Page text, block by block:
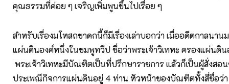
คุณธรรมที่ค่อย ๆ เจริญเพิ่มพูนขึ้นไปเรื่อย ๆ
สำหรับเรื่องมโหสถชาดกนี้ก็มีเรื่องเล่าบอกว่า เมื่ออดีตกาลนาน
แผ่นดินองค์หนึ่งในชมพูทวีป ชื่อว่าพระเจ้าวิเทหะ ครองแผ่นดิน
พระเจ้าวิเทหะมีบัณฑิตเป็นที่ปรึกษาราชการ แล้วก็เป็นผู้สั่งสอ
ประเพณีกิจการแผ่นดินอยู่ 4 ท่าน หัวหน้าของบัณฑิตทั้งสี่ชื่อว่า